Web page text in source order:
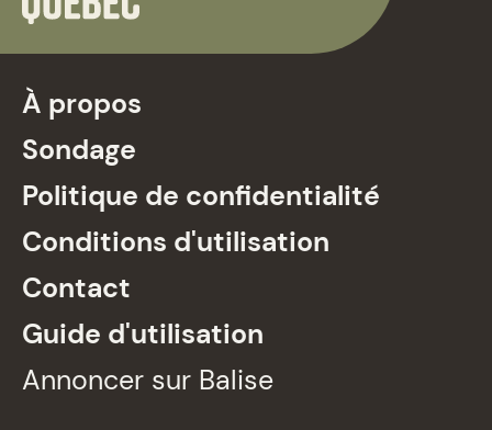
À propos
Sondage
Politique de confidentialité
Conditions d'utilisation
Contact
Guide d'utilisation
Annoncer sur Balise